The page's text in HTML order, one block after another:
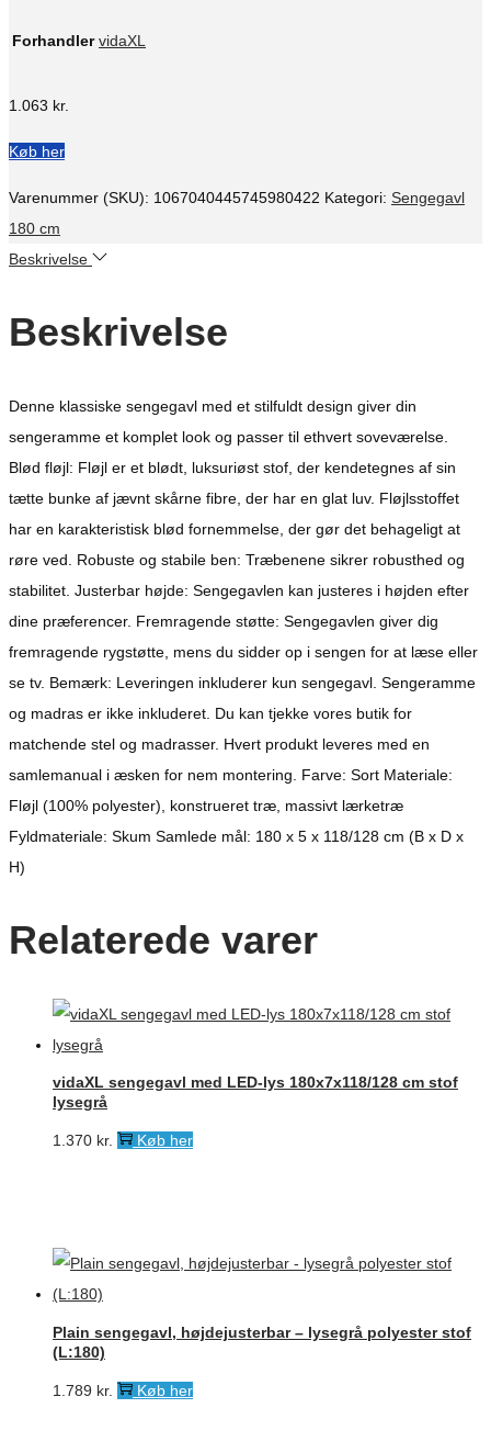
Forhandler vidaXL
1.063 kr.
Køb her
Varenummer (SKU): 1067040445745980422 Kategori: Sengegavl
180 cm
Beskrivelse
Beskrivelse
Denne klassiske sengegavl med et stilfuldt design giver din
sengeramme et komplet look og passer til ethvert soveværelse.
Blød fløjl: Fløjl er et blødt, luksuriøst stof, der kendetegnes af sin
tætte bunke af jævnt skårne fibre, der har en glat luv. Fløjlsstoffet
har en karakteristisk blød fornemmelse, der gør det behageligt at
røre ved. Robuste og stabile ben: Træbenene sikrer robusthed og
stabilitet. Justerbar højde: Sengegavlen kan justeres i højden efter
dine præferencer. Fremragende støtte: Sengegavlen giver dig
fremragende rygstøtte, mens du sidder op i sengen for at læse eller
se tv. Bemærk: Leveringen inkluderer kun sengegavl. Sengeramme
og madras er ikke inkluderet. Du kan tjekke vores butik for
matchende stel og madrasser. Hvert produkt leveres med en
samlemanual i æsken for nem montering. Farve: Sort Materiale:
Fløjl (100% polyester), konstrueret træ, massivt lærketræ
Fyldmateriale: Skum Samlede mål: 180 x 5 x 118/128 cm (B x D x
H)
Relaterede varer
vidaXL sengegavl med LED-lys 180x7x118/128 cm stof
lysegrå
1.370 kr. Køb her
Plain sengegavl, højdejusterbar – lysegrå polyester stof
(L:180)
1.789 kr. Køb her